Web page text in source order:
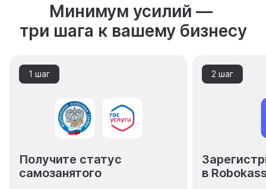
Минимум усилий —
три шага к вашему бизнесу
1 шаг
Получите статус
самозанятого
2 шаг
в